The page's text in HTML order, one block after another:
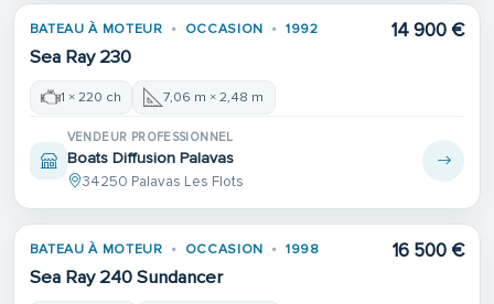
BATEAU À MOTEUR OCCASION 1992
Sea Ray 230
14 900 €
1 × 220 ch 7,06 m × 2,48 m
VENDEUR PROFESSIONNEL
Boats Diffusion Palavas
34250 Palavas Les Flots
BATEAU À MOTEUR OCCASION 1998
Sea Ray 240 Sundancer
16 500 €